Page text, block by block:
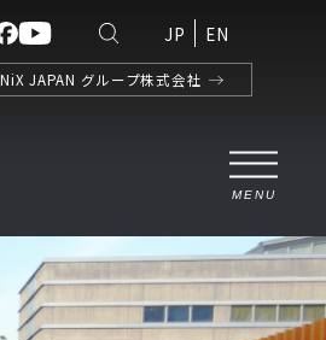
EN
JP
NiXJAPAN グループ株式会社